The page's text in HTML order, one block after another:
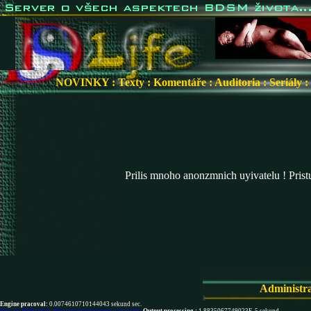
NOVINKY:Texty: Komentáře:Auditoria:Seriály:
Prilis mnoho anonzmnich uyivatelu !
Engine pracoval: 0.0074610710144043 sekund sec.